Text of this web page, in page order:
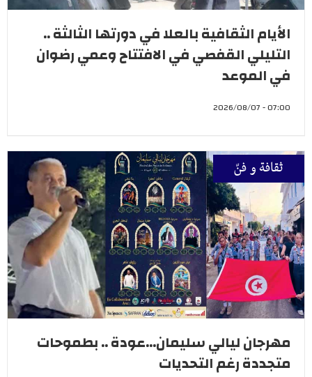
الأيام الثقافية بالعلا في دورتها الثالثة ..
التليلي القفصي في الافتتاح وعمي رضوان
في الموعد
07:00 - 2026/08/07
ثقافة و فنّ
مهرجان ليالي سليمان...عودة .. بطموحات
متجددة رغم التحديات